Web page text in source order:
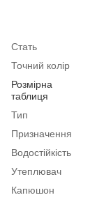
Стать
Точний колір
Розмірна
таблиця
Тип
Призначення
Водостійкість
Утеплювач
Капюшон